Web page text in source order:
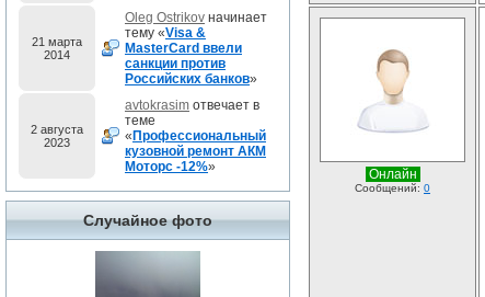
21 марта
2014
Oleg Ostrikov начинает
тему «Visa &
MasterCard ввели
санкции против
Российских банков»
2 августа
2023
avtokrasim отвечает в
теме
« Профессиональный
кузовной ремонт АКМ
Моторс -12%»
Случайное фото
Онлайн
Сообщений: 0